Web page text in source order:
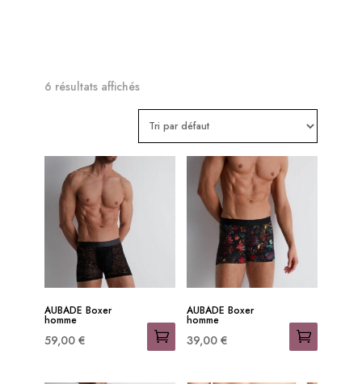
6 résultats affichés
AUBADE Boxer
homme
59,00 €
AUBADE Boxer
homme
39,00 €
RESTONS
CONNECTES
OFFRES
PRIVILEGES